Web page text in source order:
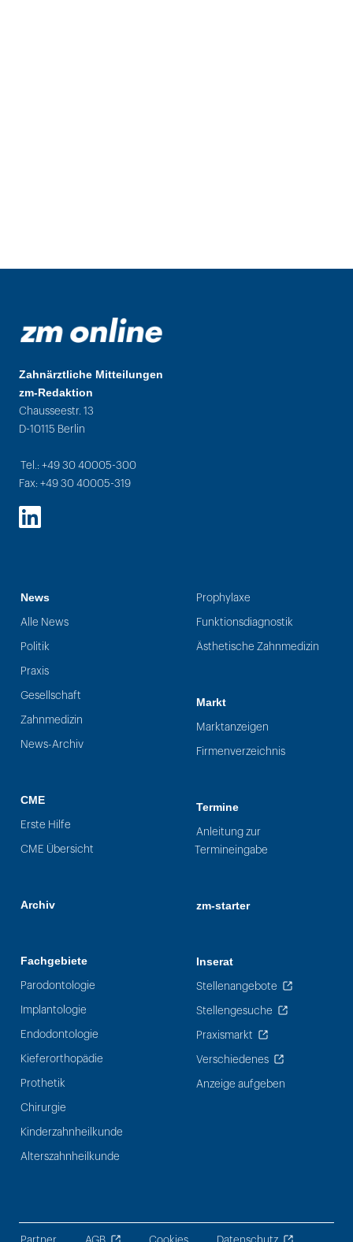
Zahnärztliche Mitteilungen
zm-Redaktion
Chausseestr. 13
D-10115 Berlin
Tel.: +49 30 40005-300
Fax: +49 30 40005-319
LinkedIn
News
Alle News
Politik
Praxis
Gesellschaft
Zahnmedizin
News-Archiv
CME
Erste Hilfe
CME Übersicht
Archiv
Fachgebiete
Parodontologie
Implantologie
Endodontologie
Kieferorthopädie
Prothetik
Chirurgie
Kinderzahnheilkunde
Alterszahnheilkunde
Prophylaxe
Funktionsdiagnostik
Ästhetische Zahnmedizin
Markt
Marktanzeigen
Firmenverzeichnis
Termine
Anleitung zur
Termineingabe
zm-starter
Inserat
Stellenangebote
Stellengesuche
Praxismarkt
Verschiedenes
Anzeige aufgeben